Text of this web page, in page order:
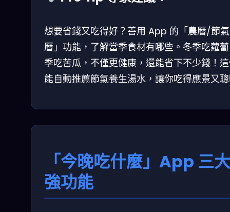
想要省錢又吃得好？善用 App 的「農曆/節
曆」功能，了解當季食材有哪些。冬季吃蘿
季吃苦瓜，不僅更健康，還能省下不少錢！
能自動推薦節氣養生湯水，讓你吃得應景又
「今晚吃什麼」App 三
強功能